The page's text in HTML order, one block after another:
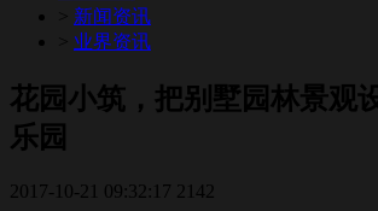
> 新闻资讯
> 业界资讯
花园小筑，把别墅园林景观
乐园
2017-10-21 09:32:17 2142